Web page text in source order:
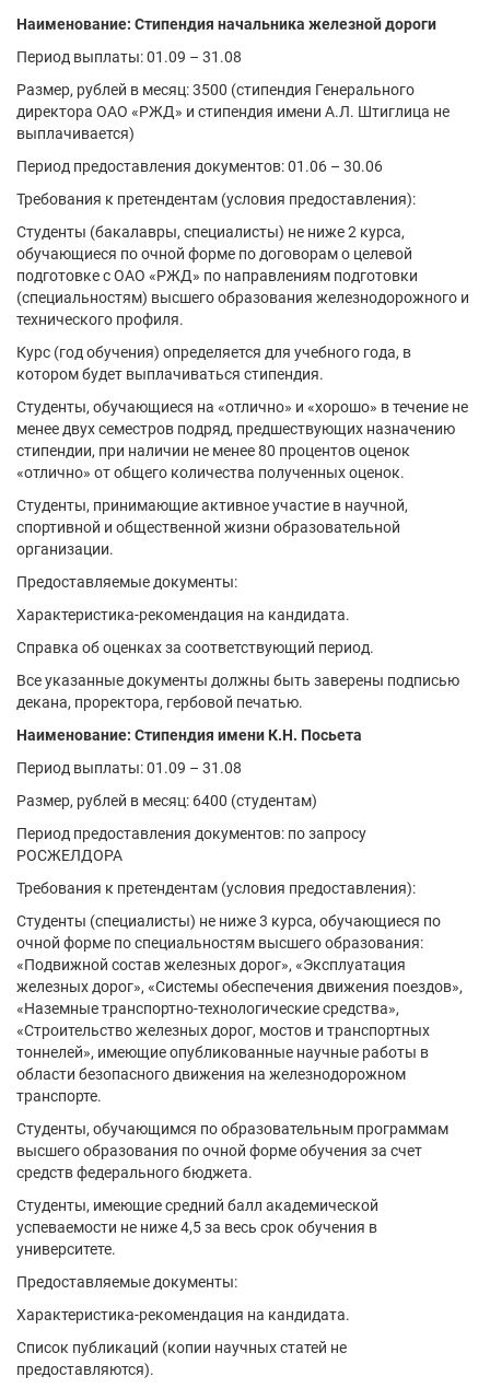
Наименование: Стипендия начальника железной дороги
Период выплаты: 01.09 – 31.08
Размер, рублей в месяц: 3500 (стипендия Генерального
директора ОАО «РЖД» и стипендия имени А.Л. Штиглица не
выплачивается)
Период предоставления документов: 01.06 – 30.06
Требования к претендентам (условия предоставления):
Студенты (бакалавры, специалисты) не ниже 2 курса,
обучающиеся по очной форме по договорам о целевой
подготовке с ОАО «РЖД» по направлениям подготовки
(специальностям) высшего образования железнодорожного и
технического профиля.
Курс (год обучения) определяется для учебного года, в
котором будет выплачиваться стипендия.
Студенты, обучающиеся на «отлично» и «хорошо» в течение не
менее двух семестров подряд, предшествующих назначению
стипендии, при наличии не менее 80 процентов оценок
«отлично» от общего количества полученных оценок.
Студенты, принимающие активное участие в научной,
спортивной и общественной жизни образовательной
организации.
Предоставляемые документы:
Характеристика-рекомендация на кандидата.
Справка об оценках за соответствующий период.
Все указанные документы должны быть заверены подписью
декана, проректора, гербовой печатью.
Наименование: Стипендия имени К.Н. Посьета
Период выплаты: 01.09 – 31.08
Размер, рублей в месяц: 6400 (студентам)
Период предоставления документов: по запросу
РОСЖЕЛДОРА
Требования к претендентам (условия предоставления):
Студенты (специалисты) не ниже 3 курса, обучающиеся по
очной форме по специальностям высшего образования:
«Подвижной состав железных дорог», «Эксплуатация
железных дорог», «Системы обеспечения движения поездов»,
«Наземные транспортно-технологические средства»,
«Строительство железных дорог, мостов и транспортных
тоннелей», имеющие опубликованные научные работы в
области безопасного движения на железнодорожном
транспорте.
Студенты, обучающимся по образовательным программам
высшего образования по очной форме обучения за счет
средств федерального бюджета.
Студенты, имеющие средний балл академической
успеваемости не ниже 4,5 за весь срок обучения в
университете.
Предоставляемые документы:
Характеристика-рекомендация на кандидата.
Список публикаций (копии научных статей не
предоставляются).